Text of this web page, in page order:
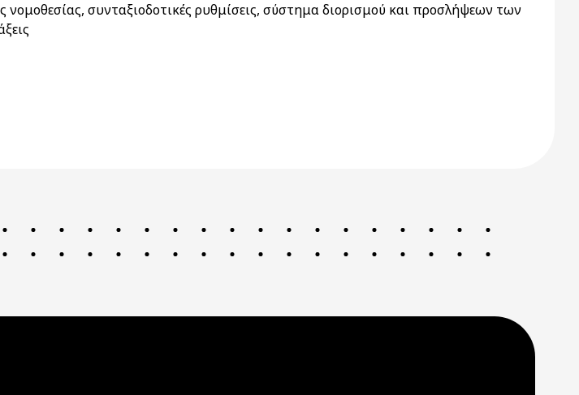
συνταξιοδοτικές ρυθμίσεις, σύστημα διορισμού και προσλήψεων των